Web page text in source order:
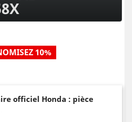
10%
officiel Honda : pièce